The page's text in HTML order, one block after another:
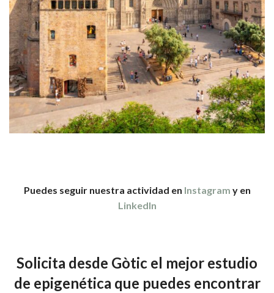
Puedes seguir nuestra actividad en Instagram y en
LinkedIn
Solicita desde Gòtic el mejor estudio
de epigenética que puedes encontrar